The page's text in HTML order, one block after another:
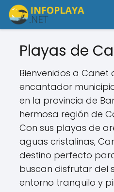
Playas de
Bienvenidos a Canet
encantador
en la provincia de
hermosa región de
Con sus playas de
aguas cristalinas,
destino perfecto
buscan disfrutar del
entorno tranquilo y